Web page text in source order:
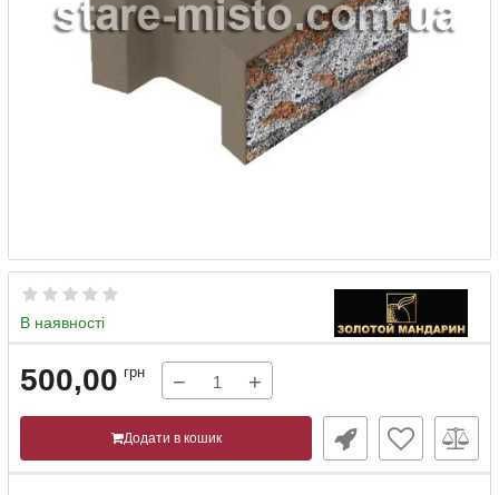
В наявності
500,00 грн − +
Додати в кошик